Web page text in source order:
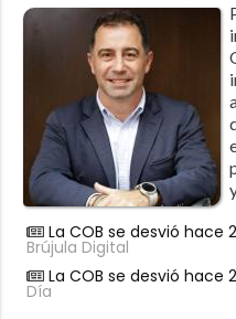
La COB se desvió hace
Brújula Digital
La COB se desvió hace
Día